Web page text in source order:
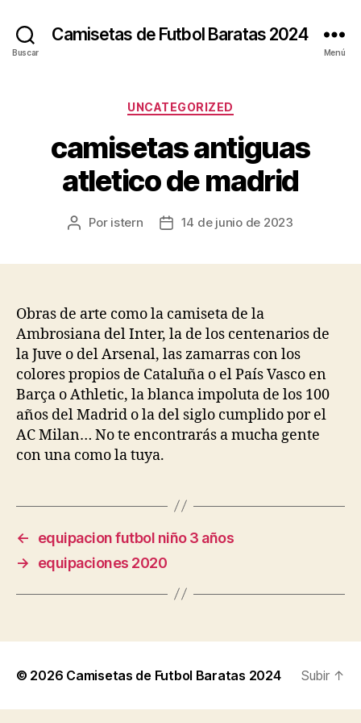
Buscar
Camisetas de Futbol Baratas 2024
Menú
Categorías
UNCATEGORIZED
camisetas antiguas
atletico de madrid
Autor
Por istern
Fecha14 de junio de 2023
Obras de arte como la camiseta de la
Ambrosiana del Inter, la de los centenarios de
la Juve o del Arsenal, las zamarras con los
colores propios de Cataluña o el País Vasco en
Barça o Athletic, la blanca impoluta de los 100
años del Madrid o la del siglo cumplido por el
AC Milan… No te encontrarás a mucha gente
con una como la tuya.
←
equipacion futbol niño 3 años
→
equipaciones 2020
© 2026 Camisetas de Futbol Baratas 2024 Subir ↑